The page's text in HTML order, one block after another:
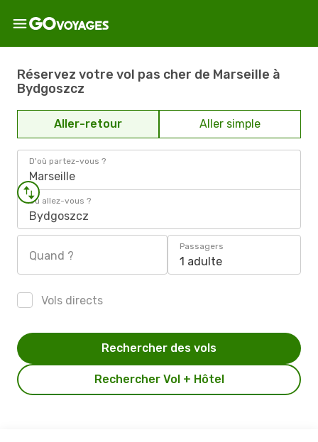
Réservez votre vol pas cher de Marseille à
Bydgoszcz
Aller-retour Aller simple
D'où partez-vous ?
Marseille
Où allez-vous ?
Bydgoszcz
Quand ?
Passagers
1 adulte
Vols directs
Rechercher Vol + Hôtel
Rechercher des vols